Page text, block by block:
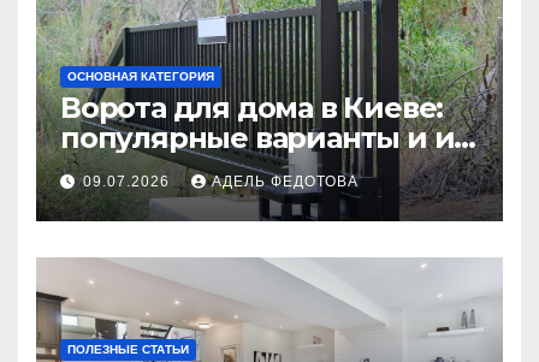
ОСНОВНАЯ КАТЕГОРИЯ
Ворота для дома в Киеве:
популярные варианты и их
особенности
09.07.2026 АДЕЛЬ ФЕДОТОВА
ПОЛЕЗНЫЕ СТАТЬИ